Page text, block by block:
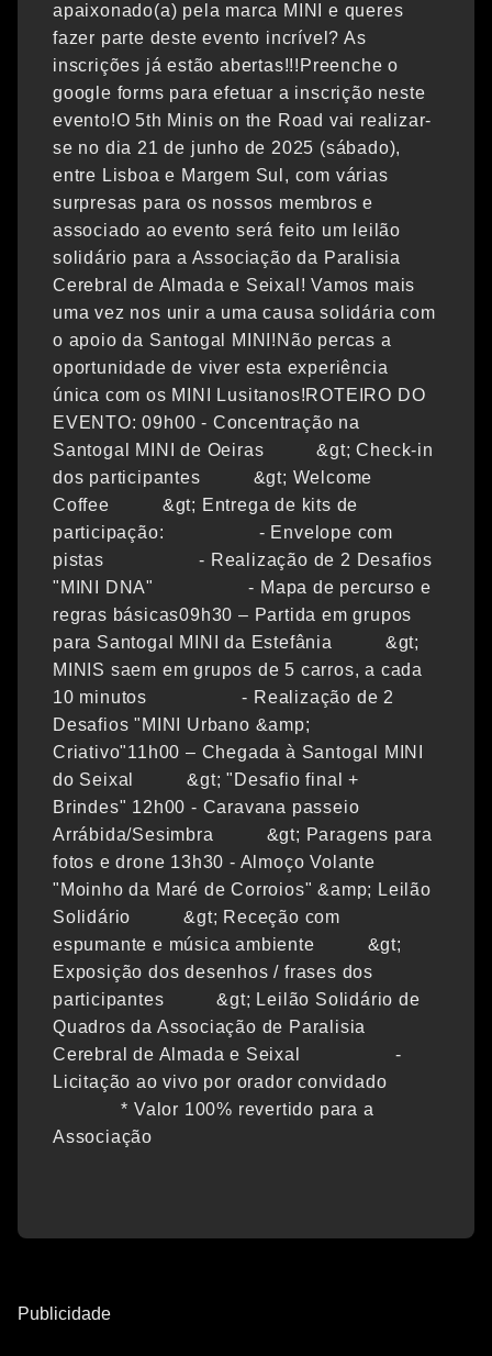
apaixonado(a) pela marca MINI e queres
fazer parte deste evento incrível? As
inscrições já estão abertas!!!Preenche o
google forms para efetuar a inscrição neste
evento!O 5th Minis on the Road vai realizar-
se no dia 21 de junho de 2025 (sábado),
entre Lisboa e Margem Sul, com várias
surpresas para os nossos membros e
associado ao evento será feito um leilão
solidário para a Associação da Paralisia
Cerebral de Almada e Seixal! Vamos mais
uma vez nos unir a uma causa solidária com
o apoio da Santogal MINI!Não percas a
oportunidade de viver esta experiência
única com os MINI Lusitanos!ROTEIRO DO
EVENTO: 09h00 - Concentração na
Santogal MINI de Oeiras &gt; Check-in
dos participantes &gt; Welcome
Coffee &gt; Entrega de kits de
participação: - Envelope com
pistas - Realização de 2 Desafios
"MINI DNA" - Mapa de percurso e
regras básicas09h30 – Partida em grupos
para Santogal MINI da Estefânia &gt;
MINIS saem em grupos de 5 carros, a cada
10 minutos - Realização de 2
Desafios "MINI Urbano &amp;
Criativo"11h00 – Chegada à Santogal MINI
do Seixal &gt; "Desafio final +
Brindes" 12h00 - Caravana passeio
Arrábida/Sesimbra &gt; Paragens para
fotos e drone 13h30 - Almoço Volante
"Moinho da Maré de Corroios" &amp; Leilão
Solidário &gt; Receção com
espumante e música ambiente &gt;
Exposição dos desenhos / frases dos
participantes &gt; Leilão Solidário de
Quadros da Associação de Paralisia
Cerebral de Almada e Seixal -
Licitação ao vivo por orador convidado
* Valor 100% revertido para a
Associação
Publicidade